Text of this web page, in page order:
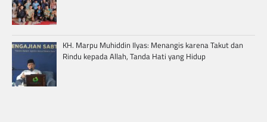
KH. Marpu Muhiddin Ilyas: Menangis karena Takut dan
Rindu kepada Allah, Tanda Hati yang Hidup